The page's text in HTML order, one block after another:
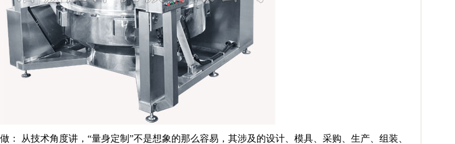
： 从技术角度讲，“量身定制”不是想象的那么容易，其涉及的设计、模具、采购、生产、组装、